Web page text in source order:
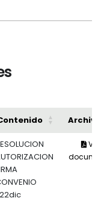
Archivo
Ver